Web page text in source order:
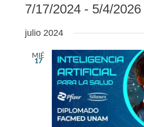
7/17/2024 - 5/4/2026
Seleccionar
fecha.
julio 2024
MIÉ
17